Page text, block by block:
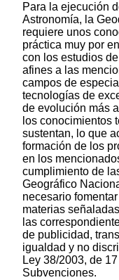
Para la ejecución
Astronomía, la
requiere unos
práctica muy por
con los estudios
afines a las
campos de
tecnologías de
de evolución más
los conocimientos
sustentan, lo que
formación de los
en los
cumplimiento de
Geográfico
necesario
materias
las
de publicidad,
igualdad y no
Ley 38/2003, de
Subvenciones.